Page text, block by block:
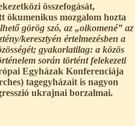
összefogását,
ökumenikus mozgalom hozta
görög szó, az „oikomené” az
keresztyén értelmezésben a
gyakorlatilag: a közös
során történt felekezeti
Egyházak Konferenciája
tagegyházait is nagyon
ukrajnai borzalmai.